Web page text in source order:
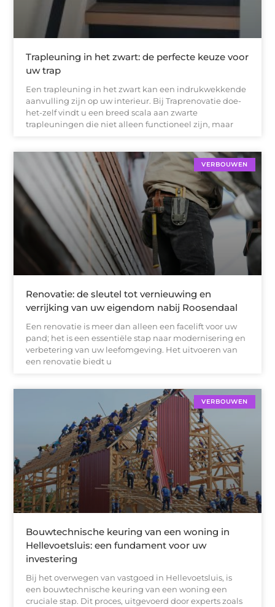
Trapleuning in het zwart: de perfecte keuze voor
uw trap
Een trapleuning in het zwart kan een indrukwekkende
aanvulling zijn op uw interieur. Bij Traprenovatie doe-
het-zelf vindt u een breed scala aan zwarte
trapleuningen die niet alleen functioneel zijn, maar
VERBOUWEN
Renovatie: de sleutel tot vernieuwing en
verrijking van uw eigendom nabij Roosendaal
Een renovatie is meer dan alleen een facelift voor uw
pand; het is een essentiële stap naar modernisering en
verbetering van uw leefomgeving. Het uitvoeren van
een renovatie biedt u
VERBOUWEN
Bouwtechnische keuring van een woning in
Hellevoetsluis: een fundament voor uw
investering
Bij het overwegen van vastgoed in Hellevoetsluis, is
een bouwtechnische keuring van een woning een
cruciale stap. Dit proces, uitgevoerd door experts zoals